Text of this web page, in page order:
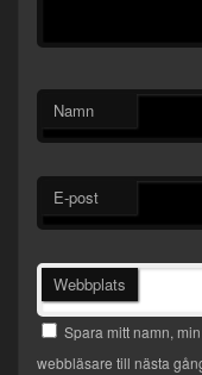
Namn
E-post
Webbplats
Spara mitt namn,
webbläsare till nästa